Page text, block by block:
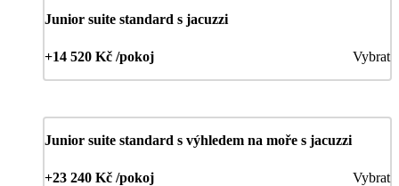
Junior suite standard s jacuzzi
+14 520 Kč /pokoj Vybrat
Junior suite standard s výhledem na moře s jacuzzi
+23 240 Kč /pokoj Vybrat